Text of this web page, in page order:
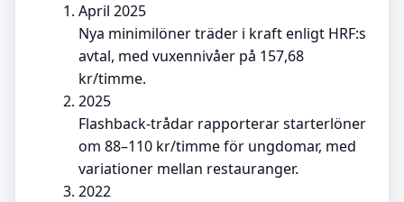
April 2025
Nya minimilöner träder i kraft enligt HRF:s
avtal, med vuxennivåer på 157,68
kr/timme.
2025
Flashback-trådar rapporterar starterlöner
om 88–110 kr/timme för ungdomar, med
variationer mellan restauranger.
2022